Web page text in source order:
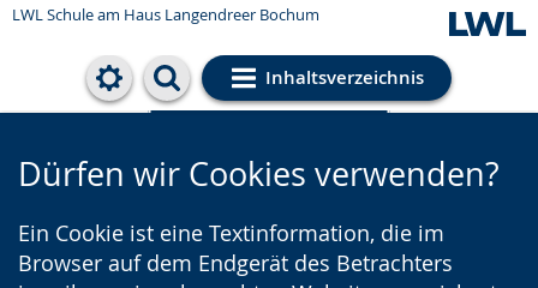
LWL Schule am Haus Langendreer Bochum
Inhaltsverzeichnis
Cookie-Einstellungen
Dürfen wir Cookies verwenden?
Ein Cookie ist eine Textinformation, die im
Browser auf dem Endgerät des Betrachters